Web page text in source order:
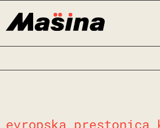
evropska prestonica